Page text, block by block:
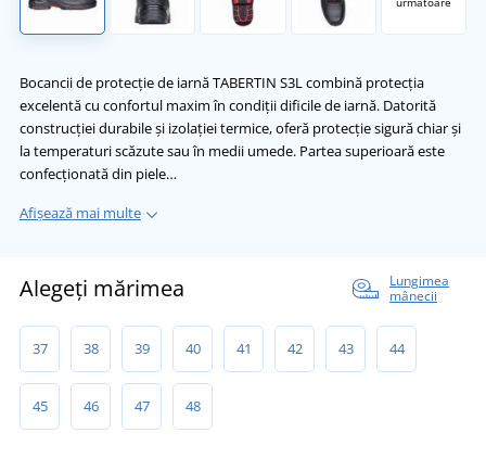
Bocancii de protecție de iarnă TABERTIN S3L combină protecția
excelentă cu confortul maxim în condiții dificile de iarnă. Datorită
construcției durabile și izolației termice, oferă protecție sigură chiar și
la temperaturi scăzute sau în medii umede. Partea superioară este
confecționată din piele…
Afișează mai multe
Alegeți mărimea
Lungimea
mânecii
37 38 39 40 41 42 43 44
45 46 47 48